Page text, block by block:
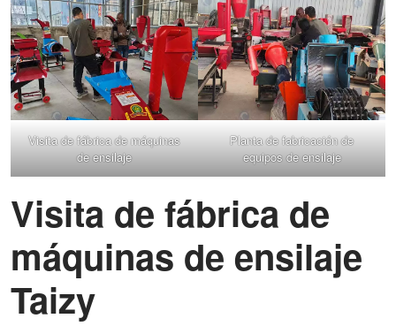
Visita de fábrica de máquinas
de ensilaje
Planta de fabricación de
equipos de ensilaje
Visita de fábrica de
máquinas de ensilaje
Taizy